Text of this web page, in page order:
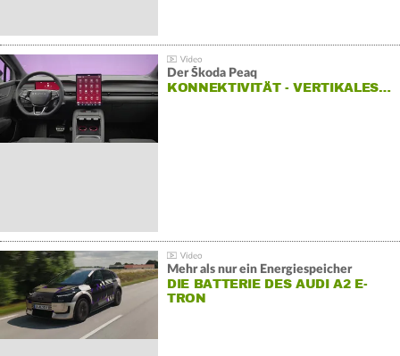
Der Škoda Peaq
KONNEKTIVITÄT - VERTIKALES…
Mehr als nur ein Energiespeicher
DIE BATTERIE DES AUDI A2 E-
TRON